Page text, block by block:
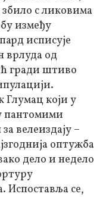
с ликовима
између
исписује
врлуда од
гради штиво
Глумац који у
пантомими
велеиздају –
оптужба
дело и недело
Испоставља се,